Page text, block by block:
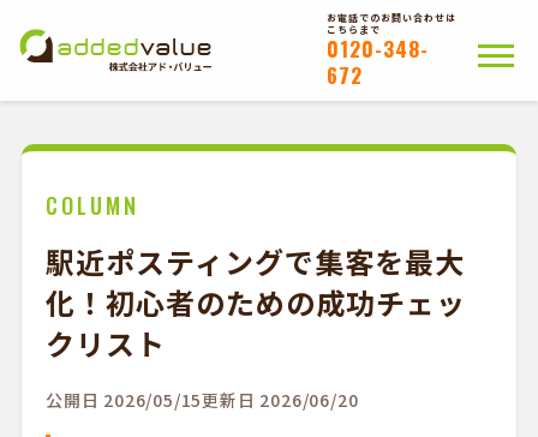
お電話でのお問い合わせは
こちらまで
0120-348-
672
お問い合わせ
かんたんWEB注文
COLUMN
駅近ポスティングで集客を最大
化！初心者のための成功チェッ
クリスト
公開日 2026/05/15更新日 2026/06/20